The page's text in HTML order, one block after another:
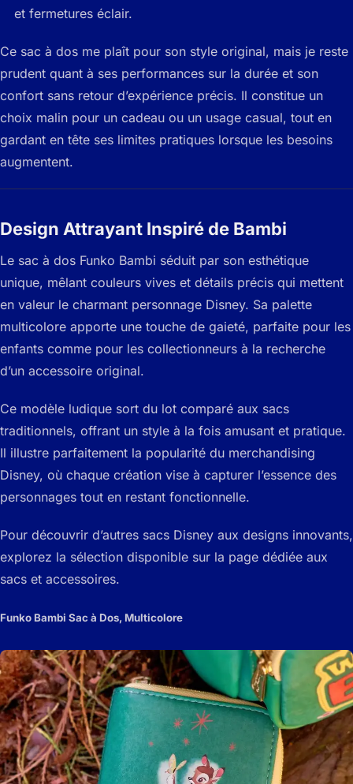
et fermetures éclair.
Ce sac à dos me plaît pour son style original, mais je reste
prudent quant à ses performances sur la durée et son
confort sans retour d’expérience précis. Il constitue un
choix malin pour un cadeau ou un usage casual, tout en
gardant en tête ses limites pratiques lorsque les besoins
augmentent.
Design Attrayant Inspiré de Bambi
Le sac à dos Funko Bambi séduit par son esthétique
unique, mêlant couleurs vives et détails précis qui mettent
en valeur le charmant personnage Disney. Sa palette
multicolore apporte une touche de gaieté, parfaite pour les
enfants comme pour les collectionneurs à la recherche
d’un accessoire original.
Ce modèle ludique sort du lot comparé aux sacs
traditionnels, offrant un style à la fois amusant et pratique.
Il illustre parfaitement la popularité du merchandising
Disney, où chaque création vise à capturer l’essence des
personnages tout en restant fonctionnelle.
Pour découvrir d’autres sacs Disney aux designs innovants,
explorez la sélection disponible sur la page dédiée aux
sacs et accessoires.
Funko Bambi Sac à Dos, Multicolore